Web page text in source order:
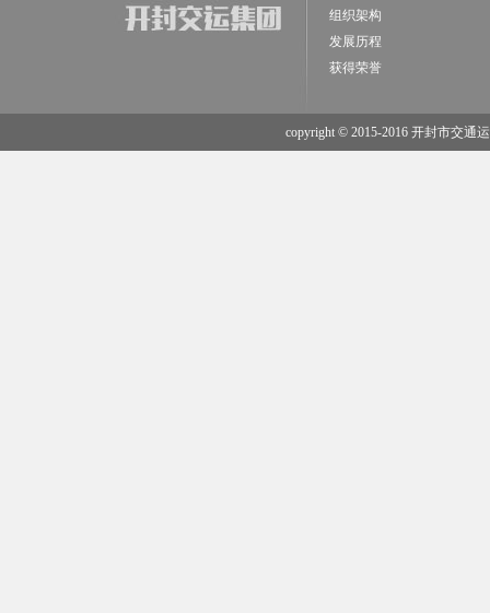
组织架构
发展历程
获得荣誉
copyright © 2015-2016 开封市交通